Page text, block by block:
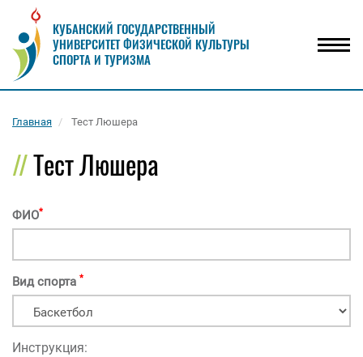
КУБАНСКИЙ ГОСУДАРСТВЕННЫЙ
УНИВЕРСИТЕТ ФИЗИЧЕСКОЙ КУЛЬТУРЫ
СПОРТА И ТУРИЗМА
Главная Тест Люшера
Тест Люшера
ФИО*
Вид спорта *
Инструкция: